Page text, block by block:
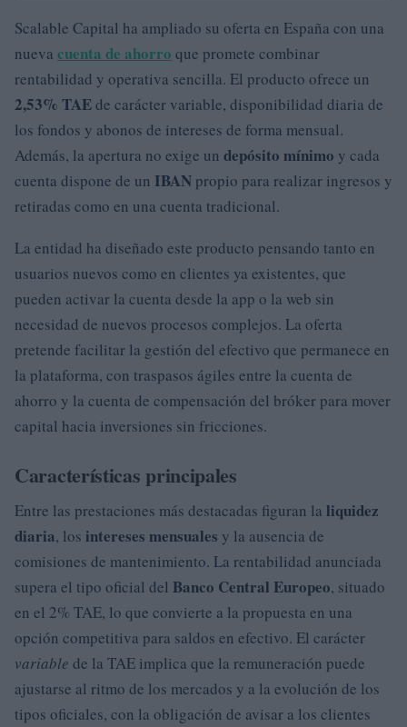
Scalable Capital ha ampliado su oferta en España con una
nueva cuenta de ahorro que promete combinar
rentabilidad y operativa sencilla. El producto ofrece un
2,53% TAEde carácter variable, disponibilidad diaria de
los fondos y abonos de intereses de forma mensual.
Además, la apertura no exige un depósito mínimo y cada
cuenta dispone de un IBAN propio para realizar ingresos y
retiradas como en una cuenta tradicional.
La entidad ha diseñado este producto pensando tanto en
usuarios nuevos como en clientes ya existentes, que
pueden activar la cuenta desde la app o la web sin
necesidad de nuevos procesos complejos. La oferta
pretende facilitar la gestión del efectivo que permanece en
la plataforma, con traspasos ágiles entre la cuenta de
ahorro y la cuenta de compensación del bróker para mover
capital hacia inversiones sin fricciones.
Características principales
Entre las prestaciones más destacadas figuran la liquidez
diaria, los intereses mensuales y la ausencia de
comisiones de mantenimiento. La rentabilidad anunciada
supera el tipo oficial del Banco Central Europeo, situado
en el 2% TAE, lo que convierte a la propuesta en una
opción competitiva para saldos en efectivo. El carácter
variable de la TAE implica que la remuneración puede
ajustarse al ritmo de los mercados y a la evolución de los
tipos oficiales, con la obligación de avisar a los clientes